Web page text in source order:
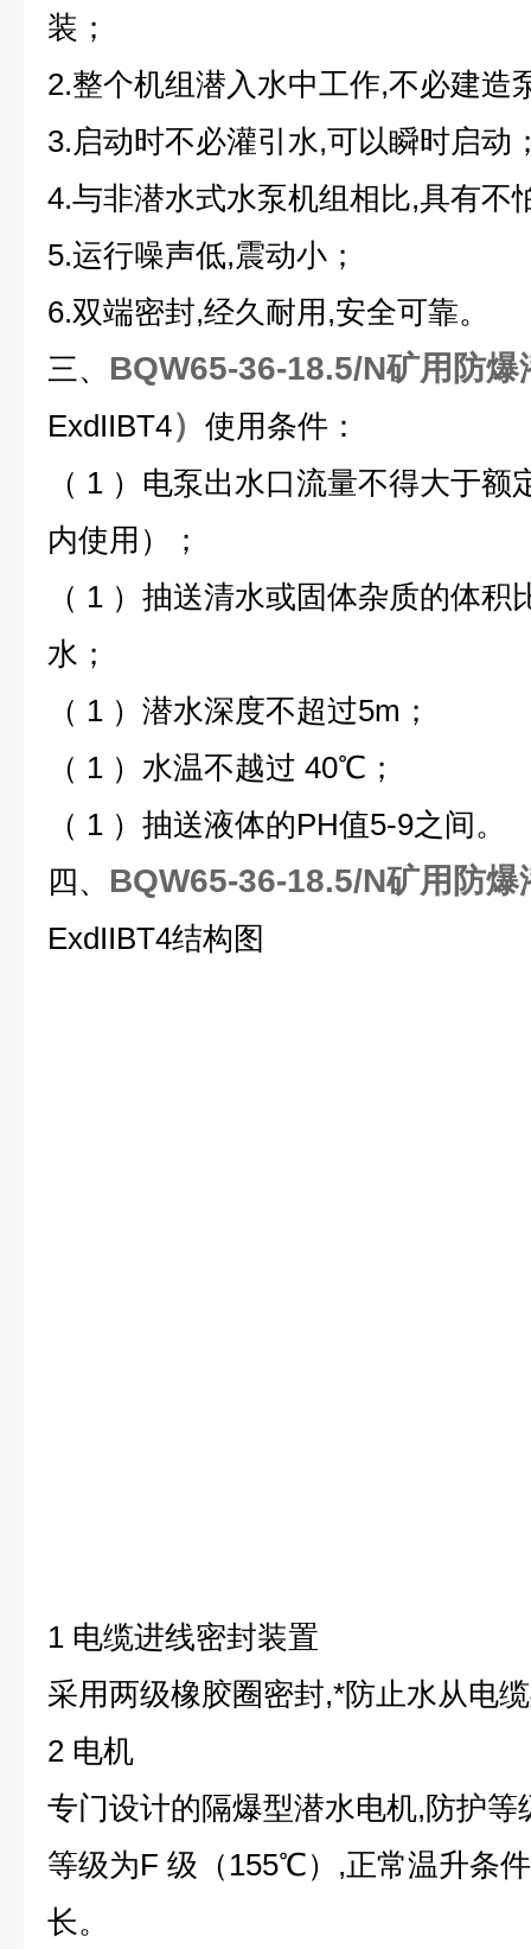
装；
2.整个机组潜入水中工作,不必建造
3.启动时不必灌引水,可以瞬时启动
4.与非潜水式水泵机组相比,具有不
5.运行噪声低,震动小；
6.双端密封,经久耐用,安全可靠。
三、 BQW65-36-18.5/N矿用防爆
ExdIIBT4） 使用条件：
（ 1 ）电泵出水口流量不得大于
内使用）；
（ 1 ）抽送清水或固体杂质的体
水；
（ 1 ）潜水深度不超过5m；
（ 1 ）水温不越过 40℃；
（ 1 ）抽送液体的PH值5-9之间。
四、 BQW65-36-18.5/N矿用防爆
ExdIIBT4结构图
1 电缆进线密封装置
采用两级橡胶圈密封,*防止水从电
2 电机
专门设计的隔爆型潜水电机,防护等
等级为F 级（155℃）,正常温升条
长。